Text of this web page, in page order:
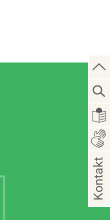
Kontakt